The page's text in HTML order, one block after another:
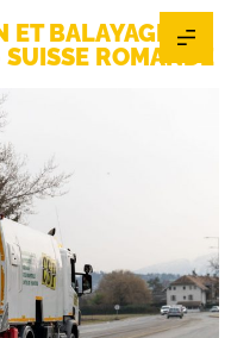
BALAYAGE
ROMANDE